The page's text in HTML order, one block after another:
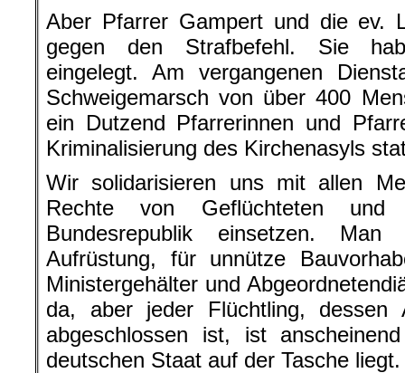
Aber Pfarrer Gampert und die ev.
gegen den Strafbefehl. Sie
eingelegt. Am vergangenen
Schweigemarsch von über 400
ein Dutzend Pfarrerinnen und
Kriminalisierung des Kirchenasyls
Wir solidarisieren uns mit allen
Rechte von Geflüchteten und
Bundesrepublik einsetzen.
Aufrüstung, für unnütze
Ministergehälter und
da, aber jeder Flüchtling, dessen
abgeschlossen ist, ist
deutschen Staat auf der Tasche liegt.